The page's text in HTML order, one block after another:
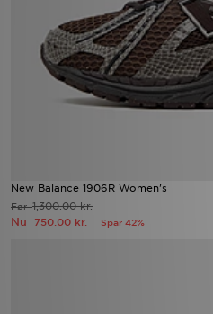
New Balance 1906R Women's
Før1,300.00 kr.
Nu 750.00 kr. Spar 42%